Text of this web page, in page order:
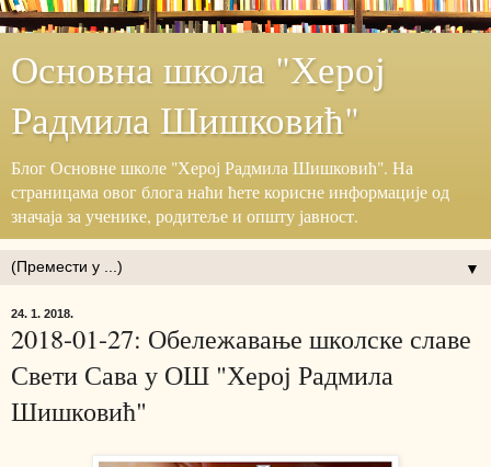
Основна школа "Херој
Радмила Шишковић"
Блог ‎Основне школе "Херој ‎Радмила Шишковић".‎ На
страницама овог блога наћи ћете корисне информације ‎од
значаја за ученике, родитеље и општу јавност.‎
▼
24. 1. 2018.
2018-01-27: Обележавање школске славе
Свети Сава у ОШ "Херој Радмила
Шишковић"